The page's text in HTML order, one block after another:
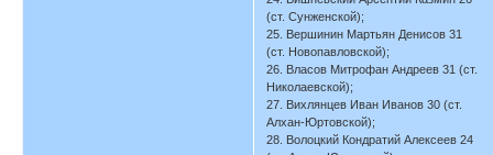
(ст. Сунженской);
25. Вершинин Мартьян Денисов 31
(ст. Новопавловской);
26. Власов Митрофан Андреев 31 (ст.
Николаевской);
27. Вихлянцев Иван Иванов 30 (ст.
Алхан-Юртовской);
28. Волоцкий Кондратий Алексеев 24